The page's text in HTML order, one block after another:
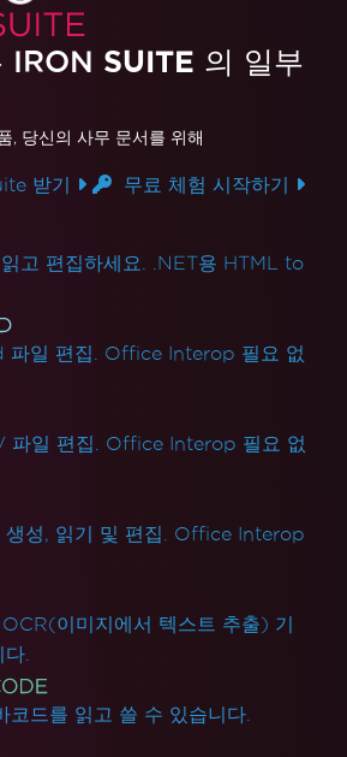
IRON SUITE 의 일부
, 당신의 사무 문서를 위해
받기 무료 체험 시작하기
고 편집하세요. .NET용 HTML to
파일 편집. Office Interop 필요 없
파일 편집. Office Interop 필요 없
생성, 읽기 및 편집. Office Interop
이미지에서 텍스트 추출) 기
.
코드를 읽고 쓸 수 있습니다.